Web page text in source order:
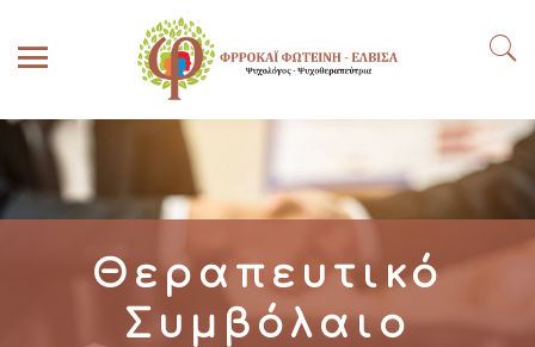
Θεραπευτικό
Συμβόλαιο